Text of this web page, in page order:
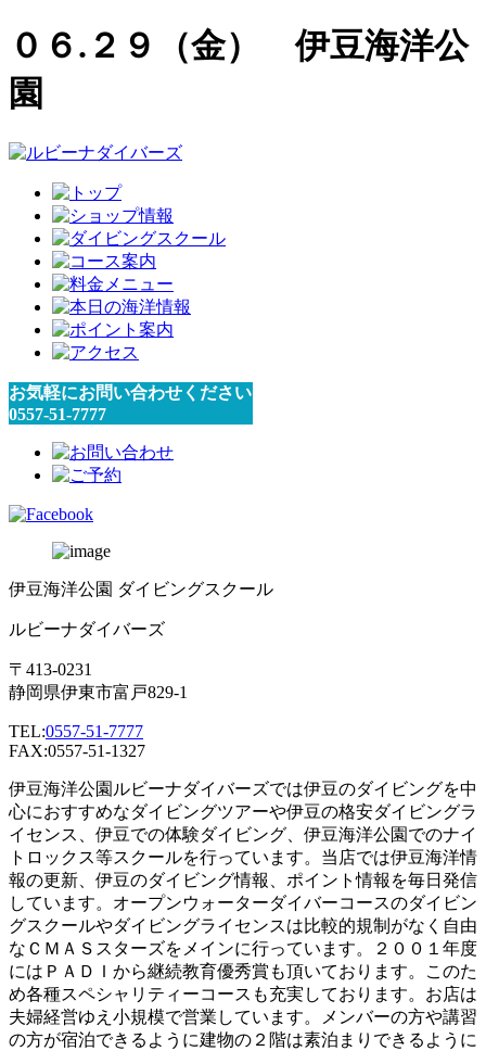
０６.２９（金） 伊豆海洋公
園
お気軽にお問い合わせください
0557-51-7777
伊豆海洋公園 ダイビングスクール
ルビーナダイバーズ
〒413-0231
静岡県伊東市富戸829-1
TEL:0557-51-7777
FAX:0557-51-1327
伊豆海洋公園ルビーナダイバーズでは伊豆のダイビングを中
心におすすめなダイビングツアーや伊豆の格安ダイビングラ
イセンス、伊豆での体験ダイビング、伊豆海洋公園でのナイ
トロックス等スクールを行っています。当店では伊豆海洋情
報の更新、伊豆のダイビング情報、ポイント情報を毎日発信
しています。オープンウォーターダイバーコースのダイビン
グスクールやダイビングライセンスは比較的規制がなく自由
なＣＭＡＳスターズをメインに行っています。２００１年度
にはＰＡＤＩから継続教育優秀賞も頂いております。このた
め各種スペシャリティーコースも充実しております。お店は
夫婦経営ゆえ小規模で営業しています。メンバーの方や講習
の方が宿泊できるように建物の２階は素泊まりできるように